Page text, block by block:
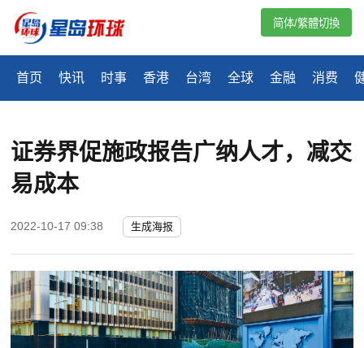
首页 快讯 时事 香港 台湾 全球 金融 消费
简体/繁體切換
证券界促施政报告广纳人才，减交
易成本
2022-10-17 09:38 生成海报